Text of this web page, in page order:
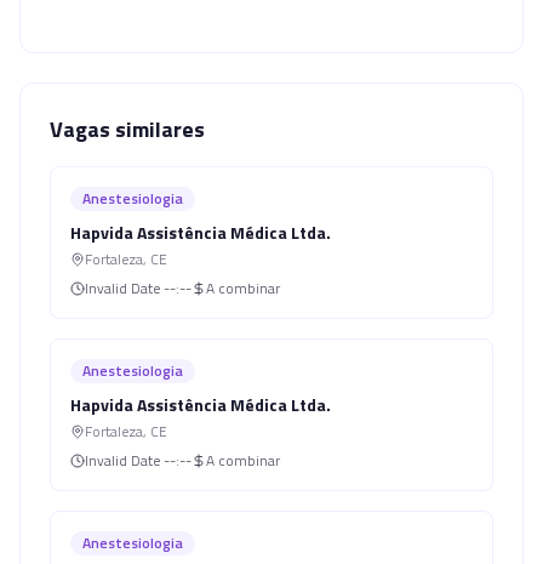
Vagas similares
Anestesiologia
Hapvida Assistência Médica Ltda.
Fortaleza, CE
Invalid Date --:-- A combinar
Anestesiologia
Hapvida Assistência Médica Ltda.
Fortaleza, CE
Invalid Date --:-- A combinar
Anestesiologia